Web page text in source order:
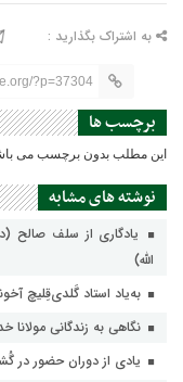
به اشتراک بگذارید :
?p=37304
برچسب ها
این مطلب بدون برچسب می
نوشته های مشابه
یادگاری از سلف صالح
الله)
به‌یاد استاد گَلدی‌قِلیچ
نگاهی به زندگانی مولانا
یادی از دوران حضور در